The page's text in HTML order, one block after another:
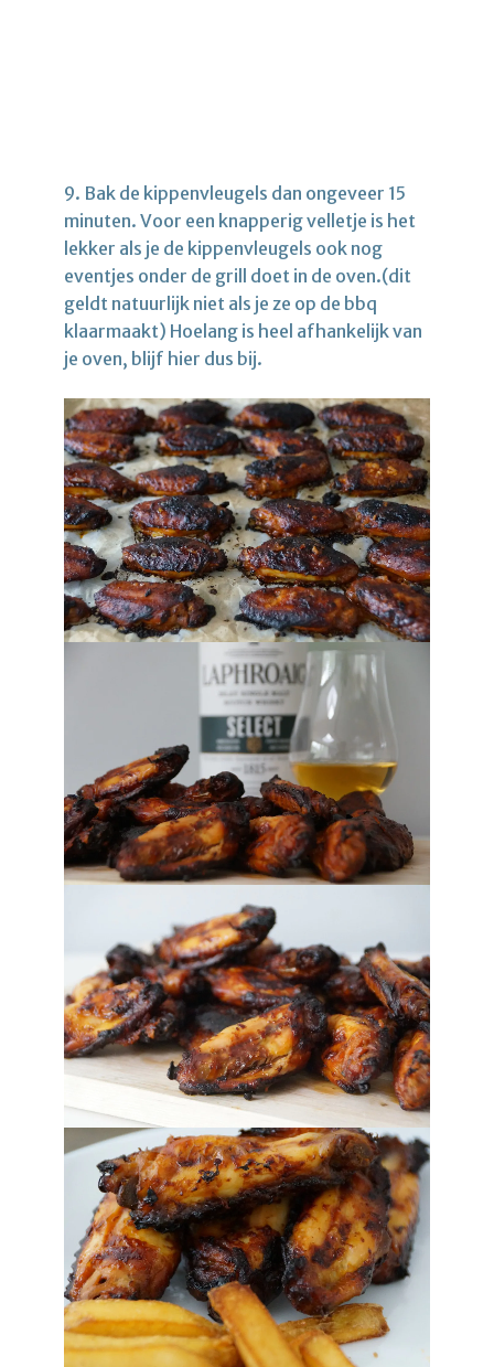
9. Bak de kippenvleugels dan ongeveer 15
minuten. Voor een knapperig velletje is het
lekker als je de kippenvleugels ook nog
eventjes onder de grill doet in de oven.(dit
geldt natuurlijk niet als je ze op de bbq
klaarmaakt) Hoelang is heel afhankelijk van
je oven, blijf hier dus bij.